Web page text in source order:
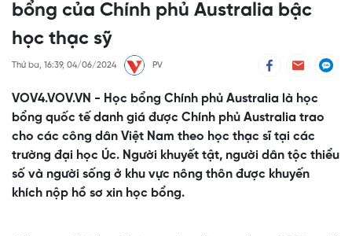
bổng của Chính phủ Australia bậc
học thạc sỹ
Thứ ba, 16:39, 04/06/2024 PV
VOV4.VOV.VN - Học bổng Chính phủ Australia là học
bổng quốc tế danh giá được Chính phủ Australia trao
cho các công dân Việt Nam theo học thạc sĩ tại các
trường đại học Úc. Người khuyết tật, người dân tộc thiểu
số và người sống ở khu vực nông thôn được khuyến
khích nộp hồ sơ xin học bổng.